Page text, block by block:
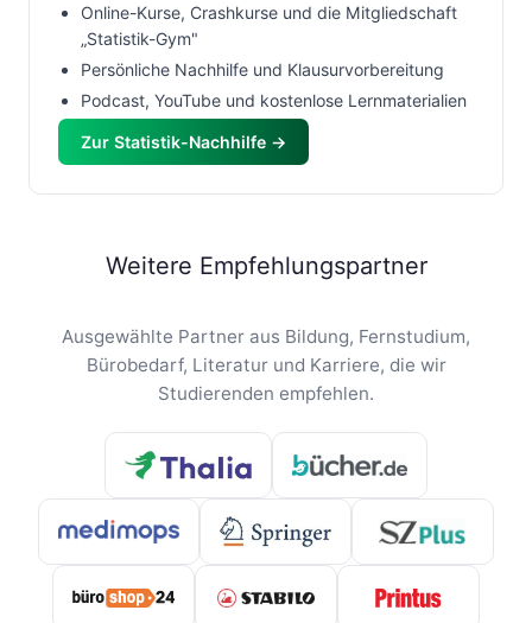
Online-Kurse, Crashkurse und die Mitgliedschaft
„Statistik-Gym"
Persönliche Nachhilfe und Klausurvorbereitung
Podcast, YouTube und kostenlose Lernmaterialien
Zur Statistik-Nachhilfe →
Weitere Empfehlungspartner
Ausgewählte Partner aus Bildung, Fernstudium,
Bürobedarf, Literatur und Karriere, die wir
Studierenden empfehlen.